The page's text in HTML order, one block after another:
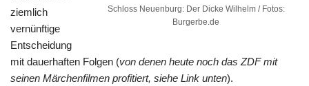
Schloss Neuenburg: Der Dicke Wilhelm / Fotos:
Burgerbe.de
ziemlich
vernünftige
Entscheidung
mit dauerhaften Folgen (von denen heute noch das ZDF mit
seinen Märchenfilmen profitiert, siehe Link unten).